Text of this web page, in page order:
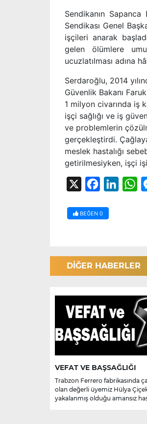
Sendikanın
Sendikası Genel
işçileri anarak
gelen ölümlere
ucuzlatılması adına
Serdaroğlu, 2014
Güvenlik Bakanı
1 milyon civarında iş
işçi sağlığı ve iş
ve problemlerin
gerçekleştirdi.
meslek hastalığı
getirilmesiyken, işçi
Facebook
BEĞEN 0
DİĞER HABERLER
VEFAT VE BAŞSAĞLIĞI
Trabzon Ferrero fabrikasında
olan değerli üyemiz Hülya
yakalanmış olduğu amansız